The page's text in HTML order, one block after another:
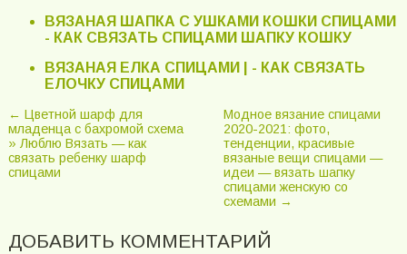
ВЯЗАНАЯ ШАПКА С УШКАМИ КОШКИ СПИЦАМИ
- КАК СВЯЗАТЬ СПИЦАМИ ШАПКУ КОШКУ
ВЯЗАНАЯ ЕЛКА СПИЦАМИ | - КАК СВЯЗАТЬ
ЕЛОЧКУ СПИЦАМИ
← Цветной шарф для
младенца с бахромой схема
» Люблю Вязать — как
связать ребенку шарф
спицами
Модное вязание спицами
2020-2021: фото,
тенденции, красивые
вязаные вещи спицами —
идеи — вязать шапку
спицами женскую со
схемами →
ДОБАВИТЬ КОММЕНТАРИЙ